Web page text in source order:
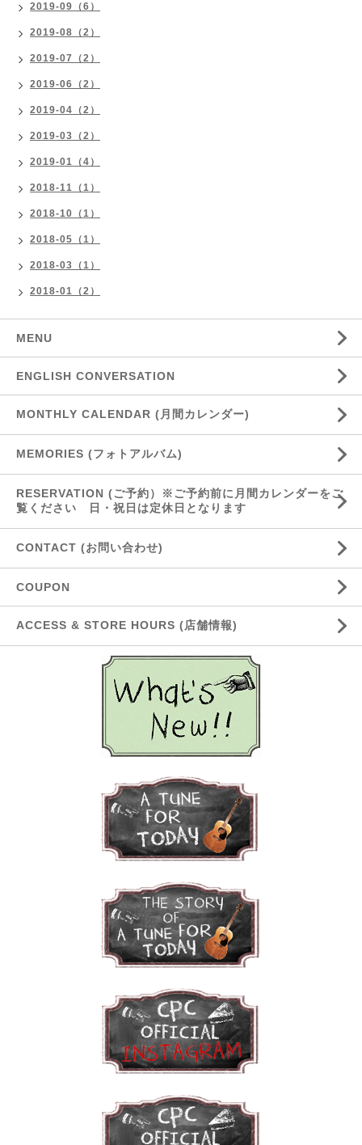
2019-09（6）
2019-08（2）
2019-07（2）
2019-06（2）
2019-04（2）
2019-03（2）
2019-01（4）
2018-11（1）
2018-10（1）
2018-05（1）
2018-03（1）
2018-01（2）
MENU
ENGLISH CONVERSATION
MONTHLY CALENDAR (月間カレンダー)
MEMORIES (フォトアルバム)
RESERVATION (ご予約）※ご予約前に月間カレンダーをご
覧ください 日・祝日は定休日となります
CONTACT (お問い合わせ)
COUPON
ACCESS & STORE HOURS (店舗情報)